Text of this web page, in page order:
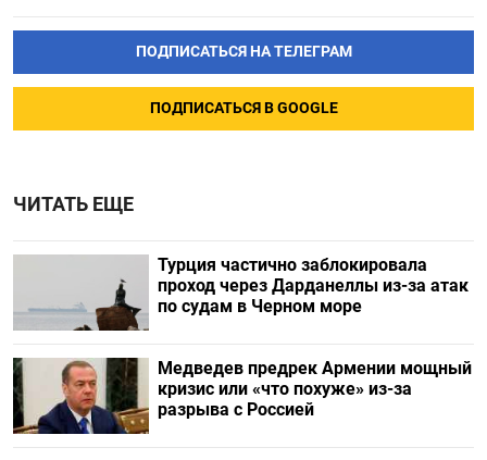
ПОДПИСАТЬСЯ НА ТЕЛЕГРАМ
ПОДПИСАТЬСЯ В GOOGLE
ЧИТАТЬ ЕЩЕ
Турция частично заблокировала
проход через Дарданеллы из-за атак
по судам в Черном море
Медведев предрек Армении мощный
кризис или «что похуже» из-за
разрыва с Россией